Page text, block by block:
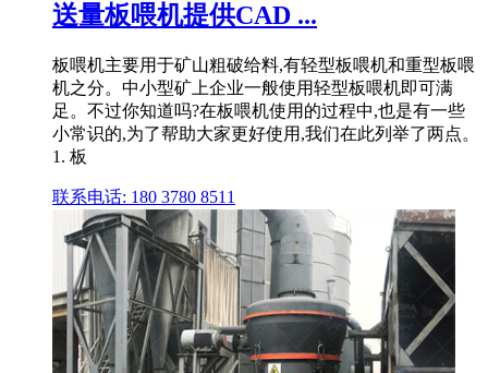
送量板喂机提供CAD ...
板喂机主要用于矿山粗破给料,有轻型板喂机和重型板喂
机之分。中小型矿上企业一般使用轻型板喂机即可满
足。不过你知道吗?在板喂机使用的过程中,也是有一些
小常识的,为了帮助大家更好使用,我们在此列举了两点。
1. 板
联系电话: 180 3780 8511